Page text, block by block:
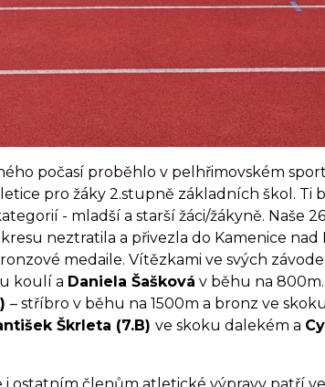
počasí proběhlo v pelhřimovském
pro žáky 2.stupně základních škol. Ti
- mladší a starší žáci/žákyně. Naše
neztratila a přivezla do Kamenice nad
medaile. Vítězkami ve svých
koulí a Daniela Šašková v běhu na
– stříbro v běhu na 1500m a bronz ve
Škrleta (7.B) ve skoku dalekém a